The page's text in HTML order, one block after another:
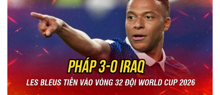
Sức khỏe
Dinh dưỡng - món ngon
Cây thuốc
Sản phụ khoa
Đời sống
Nhà đẹp
Blog
Tình yêu - Gia đình